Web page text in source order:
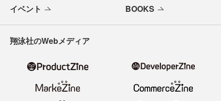
イベント BOOKS
翔泳社のWebメディア